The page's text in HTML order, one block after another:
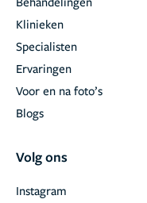
Klinieken
Specialisten
Ervaringen
Voor en na foto’s
Blogs
Volg ons
Instagram